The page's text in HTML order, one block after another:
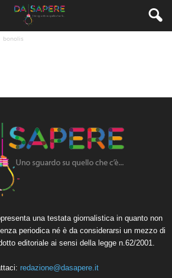
bonolis
una testata giornalistica in quanto non
periodica né è da considerarsi un mezzo di
editoriale ai sensi della legge n.62/2001.
redazione@dasapere.it